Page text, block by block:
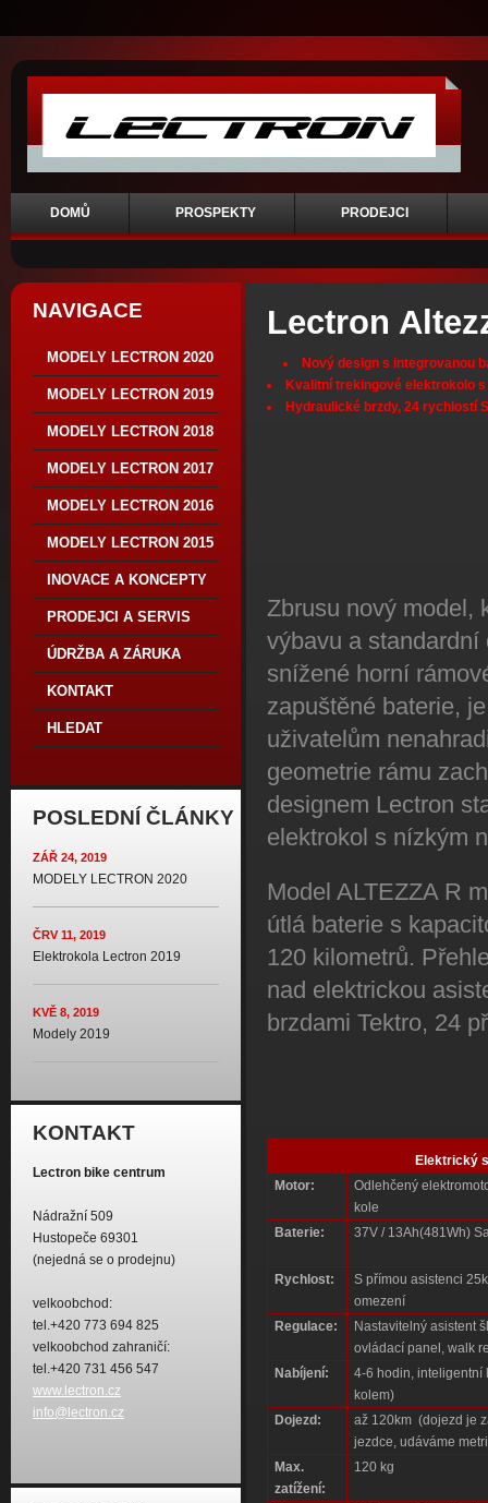
DOMŮ PROSPEKTY PRODEJCI
NAVIGACE
MODELY LECTRON 2020
MODELY LECTRON 2019
MODELY LECTRON 2018
MODELY LECTRON 2017
MODELY LECTRON 2016
MODELY LECTRON 2015
INOVACE A KONCEPTY
PRODEJCI A SERVIS
ÚDRŽBA A ZÁRUKA
KONTAKT
HLEDAT
POSLEDNÍ ČLÁNKY
ZÁŘ 24, 2019
MODELY LECTRON 2020
ČRV 11, 2019
Elektrokola Lectron 2019
KVĚ 8, 2019
Modely 2019
KONTAKT
Lectron bike centrum
Nádražní 509
Hustopeče 69301
(nejedná se o prodejnu)
velkoobchod:
tel.+420 773 694 825
velkoobchod zahraničí:
tel.+420 731 456 547
www.lectron.cz
info@lectron.cz
Lectron
Nový design s integrovanou
Kvalitní trekingové elektrokolo
Hydraulické brzdy, 24 rychlostí
Zbrusu nový model,
výbavu a
snížené horní
zapuštěné baterie,
uživatelům
geometrie rámu
designem Lectron
elektrokol s nízkým
Model ALTEZZA R
útlá baterie s
120 kilometrů.
nad elektrickou
brzdami Tektro, 24
Elektrický
Motor:
Odlehčený
kole
Baterie:
37V / 13Ah(481Wh)
Rychlost:
S přímou asistenci
omezení
Regulace:
Nastavitelný asistent
ovládací panel, walk
Nabíjení:
4-6 hodin, inteligentní
kolem)
Dojezd:
až 120km (dojezd je
jezdce, udáváme
Max.
zatížení:
120 kg